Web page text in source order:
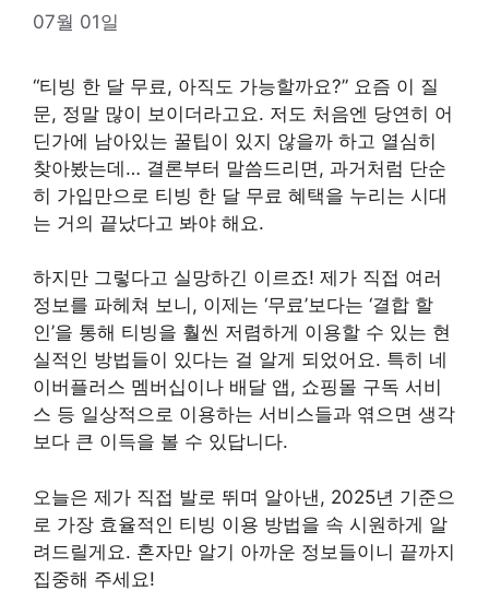
07월 01일
“티빙 한 달 무료, 아직도 가능할까요?” 요즘 이 질
문, 정말 많이 보이더라고요. 저도 처음엔 당연히 어
딘가에 남아있는 꿀팁이 있지 않을까 하고 열심히
찾아봤는데… 결론부터 말씀드리면, 과거처럼 단순
히 가입만으로 티빙 한 달 무료 혜택을 누리는 시대
는 거의 끝났다고 봐야 해요.
하지만 그렇다고 실망하긴 이르죠! 제가 직접 여러
정보를 파헤쳐 보니, 이제는 ‘무료’보다는 ‘결합 할
인’을 통해 티빙을 훨씬 저렴하게 이용할 수 있는 현
실적인 방법들이 있다는 걸 알게 되었어요. 특히 네
이버플러스 멤버십이나 배달 앱, 쇼핑몰 구독 서비
스 등 일상적으로 이용하는 서비스들과 엮으면 생각
보다 큰 이득을 볼 수 있답니다.
오늘은 제가 직접 발로 뛰며 알아낸, 2025년 기준으
로 가장 효율적인 티빙 이용 방법을 속 시원하게 알
려드릴게요. 혼자만 알기 아까운 정보들이니 끝까지
집중해 주세요!